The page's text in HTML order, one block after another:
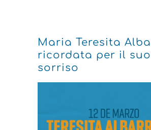
Maria Teresita
ricordata per il suo
sorriso